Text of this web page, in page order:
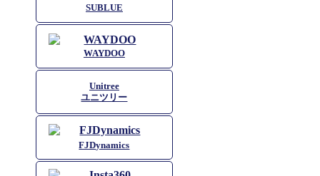
SUBLUE
WAYDOO
Unitree
ユニツリー
FJDynamics